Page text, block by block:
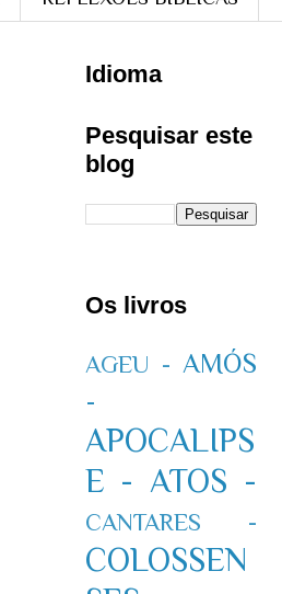
Idioma
Pesquisar este
blog
Os livros
AGEU - AMÓS
-
APOCALIPS
E - ATOS -
CANTARES -
COLOSSEN